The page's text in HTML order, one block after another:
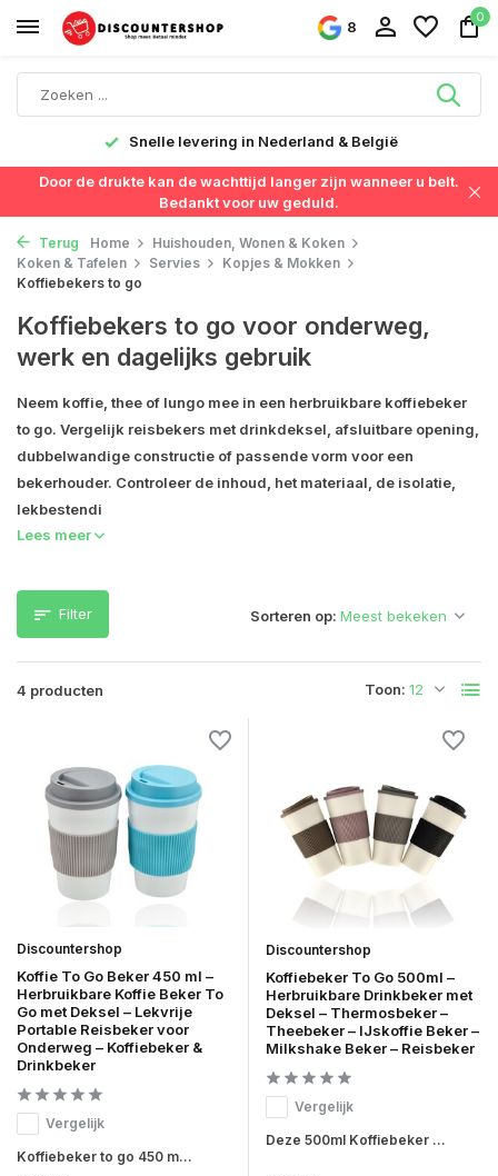
8
0
Snelle levering in Nederland & België
Door de drukte kan de wachttijd langer zijn wanneer u belt.
Bedankt voor uw geduld.
Terug Home
Huishouden, Wonen & Koken
Koken & Tafelen
Servies
Kopjes & Mokken
Koffiebekers to go
Koffiebekers to go voor onderweg,
werk en dagelijks gebruik
Neem koffie, thee of lungo mee in een herbruikbare koffiebeker
to go. Vergelijk reisbekers met drinkdeksel, afsluitbare opening,
dubbelwandige constructie of passende vorm voor een
bekerhouder. Controleer de inhoud, het materiaal, de isolatie,
lekbestendi
Lees meer
Filter
4 producten Toon:
Sorteren op:
Discountershop
Koffie To Go Beker 450 ml –
Herbruikbare Koffie Beker To
Go met Deksel – Lekvrije
Portable Reisbeker voor
Onderweg – Koffiebeker &
Drinkbeker
Vergelijk
Koffiebeker to go 450 m...
Discountershop
Koffiebeker To Go 500ml –
Herbruikbare Drinkbeker met
Deksel – Thermosbeker –
Theebeker – IJskoffie Beker –
Milkshake Beker – Reisbeker
Vergelijk
Deze 500ml Koffiebeker ...